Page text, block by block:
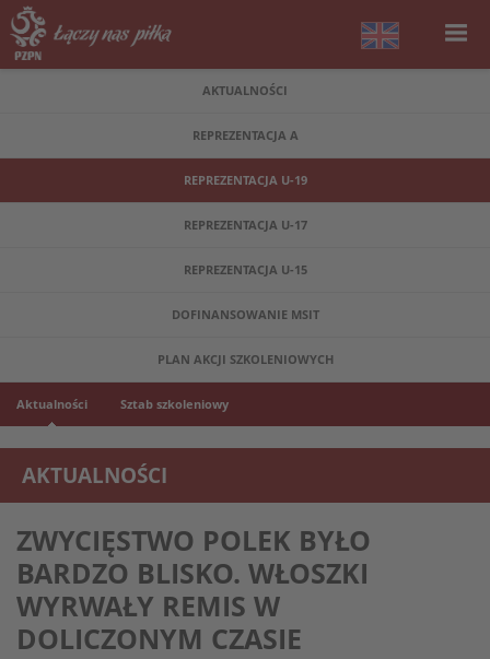
AKTUALNOŚCI
REPREZENTACJA A
REPREZENTACJA U-19
REPREZENTACJA U-17
REPREZENTACJA U-15
DOFINANSOWANIE MSIT
PLAN AKCJI SZKOLENIOWYCH
Aktualności Sztab szkoleniowy
AKTUALNOŚCI
REPREZENTACJA KOBIECA U-19
ZWYCIĘSTWO POLEK BYŁO
BARDZO BLISKO. WŁOSZKI
WYRWAŁY REMIS W
DOLICZONYM CZASIE